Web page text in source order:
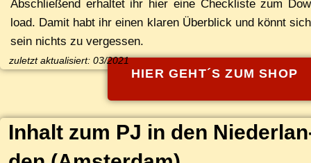
Ab­schlie­ßend er­hal­tet ihr hier ei­ne Check­lis­te zum
load. Da­mit habt ihr ei­nen kla­ren Über­blick und könnt
sein nichts zu vergessen.
HIER GEHT´S ZUM SHOP
zu­letzt ak­tua­li­siert: 03/2021
In­halt zum PJ in den